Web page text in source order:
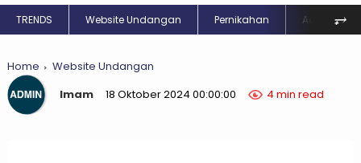
TRENDS Website Undangan Pernikahan Aqiqah⥅
Home
Website Undangan
Imam
18 Oktober 2024 00:00:00 4 min read